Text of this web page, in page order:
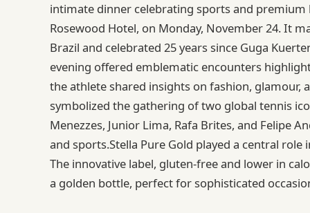
intimate dinner celebrating sports and premium
Rosewood Hotel, on Monday, November 24. It
Brazil and celebrated 25 years since Guga
evening offered emblematic encounters
the athlete shared insights on fashion, glamour,
symbolized the gathering of two global tennis
Menezzes, Junior Lima, Rafa Brites, and Felipe
and sports.Stella Pure Gold played a central
The innovative label, gluten-free and lower in
a golden bottle, perfect for sophisticated